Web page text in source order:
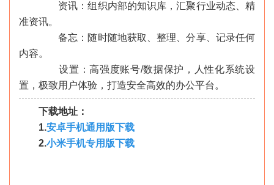
资讯：组织内部的知识库，汇聚行业动态、精
准资讯。
备忘：随时随地获取、整理、分享、记录任何
内容。
设置：高强度账号/数据保护，人性化系统设
置，极致用户体验，打造安全高效的办公平台。
下载地址：
1.安卓手机通用版下载
2.小米手机专用版下载